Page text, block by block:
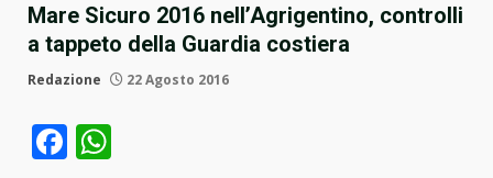
Mare Sicuro 2016 nell’Agrigentino, controlli
a tappeto della Guardia costiera
Redazione 22 Agosto 2016
Facebook